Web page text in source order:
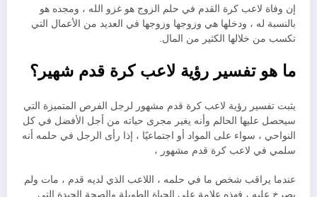
إن وفاة لاعب كرة القدم في حلم الزوج هو غزو الله ، ومجده هو
بالنسبة له ، ودخلها هي وزوجها وزوجها في العديد من الأعمال التي
تكسب من خلالها الكثير من المال.
ما هو تفسير رؤية لاعب كرة قدم شهير؟
يثبت تفسير رؤية لاعب كرة قدم مشهور لرجل الفرص المتميزة التي
سيحصل عليها الحالم وأنه يغير مجرى حياته من أجل الأفضل في كل
النواحي ، سواء على المواد أو اجتماعيًا ، إذا رأى الرجل في حلمه أنه
سلمي في لاعب كرة قدم مشهور ،
عندما يراقب شخص ما في حلمه ، اللاعب الذي لديه قدم ، مات ولم
يصرخ عليه ، فهذه علامة على الحياة الطويلة والصحة الجيدة التي